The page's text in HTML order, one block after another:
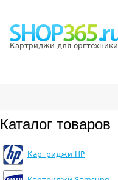
Картриджи для оргтехники
Каталог товаров
Картриджи HP